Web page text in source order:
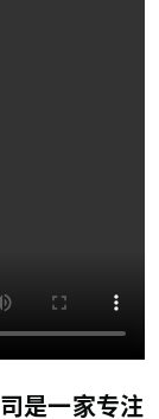
是一家专注